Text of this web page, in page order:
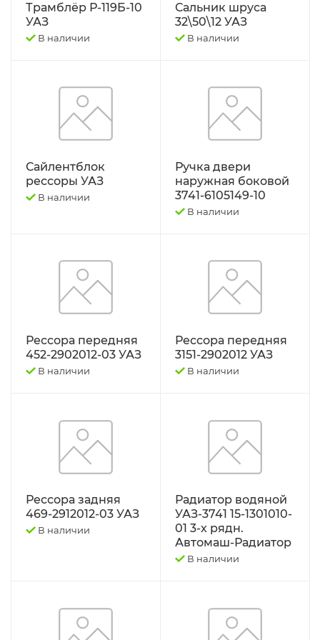
Трамблёр Р-119Б-10
УАЗ
В наличии
Сальник шруса
32\50\12 УАЗ
В наличии
Сайлентблок
рессоры УАЗ
В наличии
Ручка двери
наружная боковой
3741-6105149-10
В наличии
Рессора передняя
452-2902012-03 УАЗ
В наличии
Рессора передняя
3151-2902012 УАЗ
В наличии
Рессора задняя
469-2912012-03 УАЗ
В наличии
Радиатор водяной
УАЗ-3741 15-1301010-
01 3-х рядн.
Автомаш-Радиатор
В наличии
РЕМНИ
Свободный код
Спецпредложения
ТО-49 , ТО-30. ТО-28
Трактор ДТ-175 (ВОЛГАРЬ). ВТ-100
Трактор ДТ-75,Т-4,ТДТ-55 дв.А-41/01,
Д-440,СМД-18
Трактор К-701 К-744 К-702
Трактор МТЗ-320
Трактор Т-130,170
Трактор Т-150 СМД-60 СМД-31
Трактор Т-40, ЛТЗ-55/60 (Д-144)